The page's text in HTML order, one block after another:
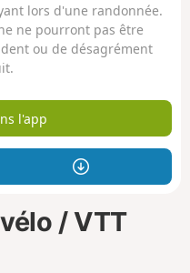
lors d'une randonnée.
ne pourront pas être
ou de désagrément
l'app
/ VTT